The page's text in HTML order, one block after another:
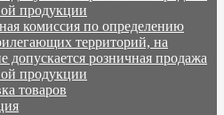
продукции
комиссия по определению
территорий, на
допускается розничная продажа
продукции
товаров